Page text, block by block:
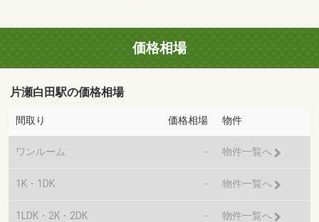
価格相場
片瀬白田駅の価格相場
間取り 価格相場 物件
ワンルーム - 物件一覧へ
1K・1DK - 物件一覧へ
1LDK・2K・2DK - 物件一覧へ